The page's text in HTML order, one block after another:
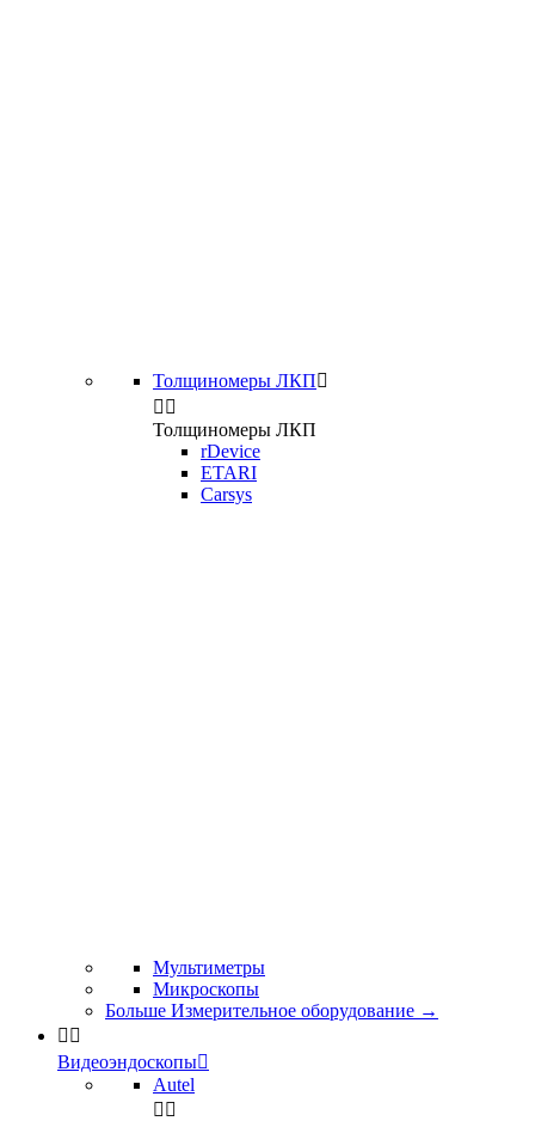
Толщиномеры ЛКП
 
Толщиномеры ЛКП
rDevice
ETARI
Carsys
Мультиметры
Микроскопы
Больше Измерительное оборудование →
 
Видеоэндоскопы
Autel
 